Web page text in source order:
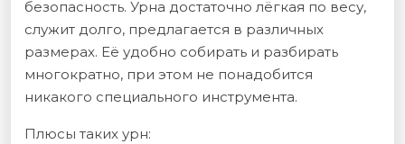
безопасность. Урна достаточно лёгкая по весу,
служит долго, предлагается в различных
размерах. Её удобно собирать и разбирать
многократно, при этом не понадобится
никакого специального инструмента.
Плюсы таких урн: